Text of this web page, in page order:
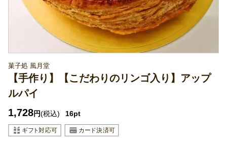
菓子処 風月堂
【手作り】【こだわりのリンゴ入り】アップ
ルパイ
1,728円(税込) 16pt